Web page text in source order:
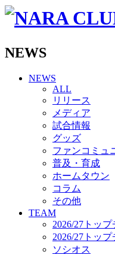
その他
バモス
チアダンスス
ボランティア
ビクトリーロ
HOMEGAME
観戦ルール＆
ホームゲーム
Jリーグ運営管
写真・動画使
ロートフィー
SCHEDULE
2026/27
練習見学時の
TICKET
奈良クラブ明
NEWS
NEWS
ALL
リリース
メディア
試合情報
グッズ
ファンコミュ
普及・育成
ホームタウン
コラム
その他
TEAM
2026/27トップ
2026/27トッ
ソシオス